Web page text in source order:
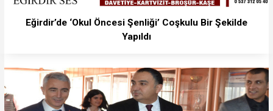
Eğirdir’de ‘Okul Öncesi Şenliği’ Coşkulu Bir Şekilde
Yapıldı